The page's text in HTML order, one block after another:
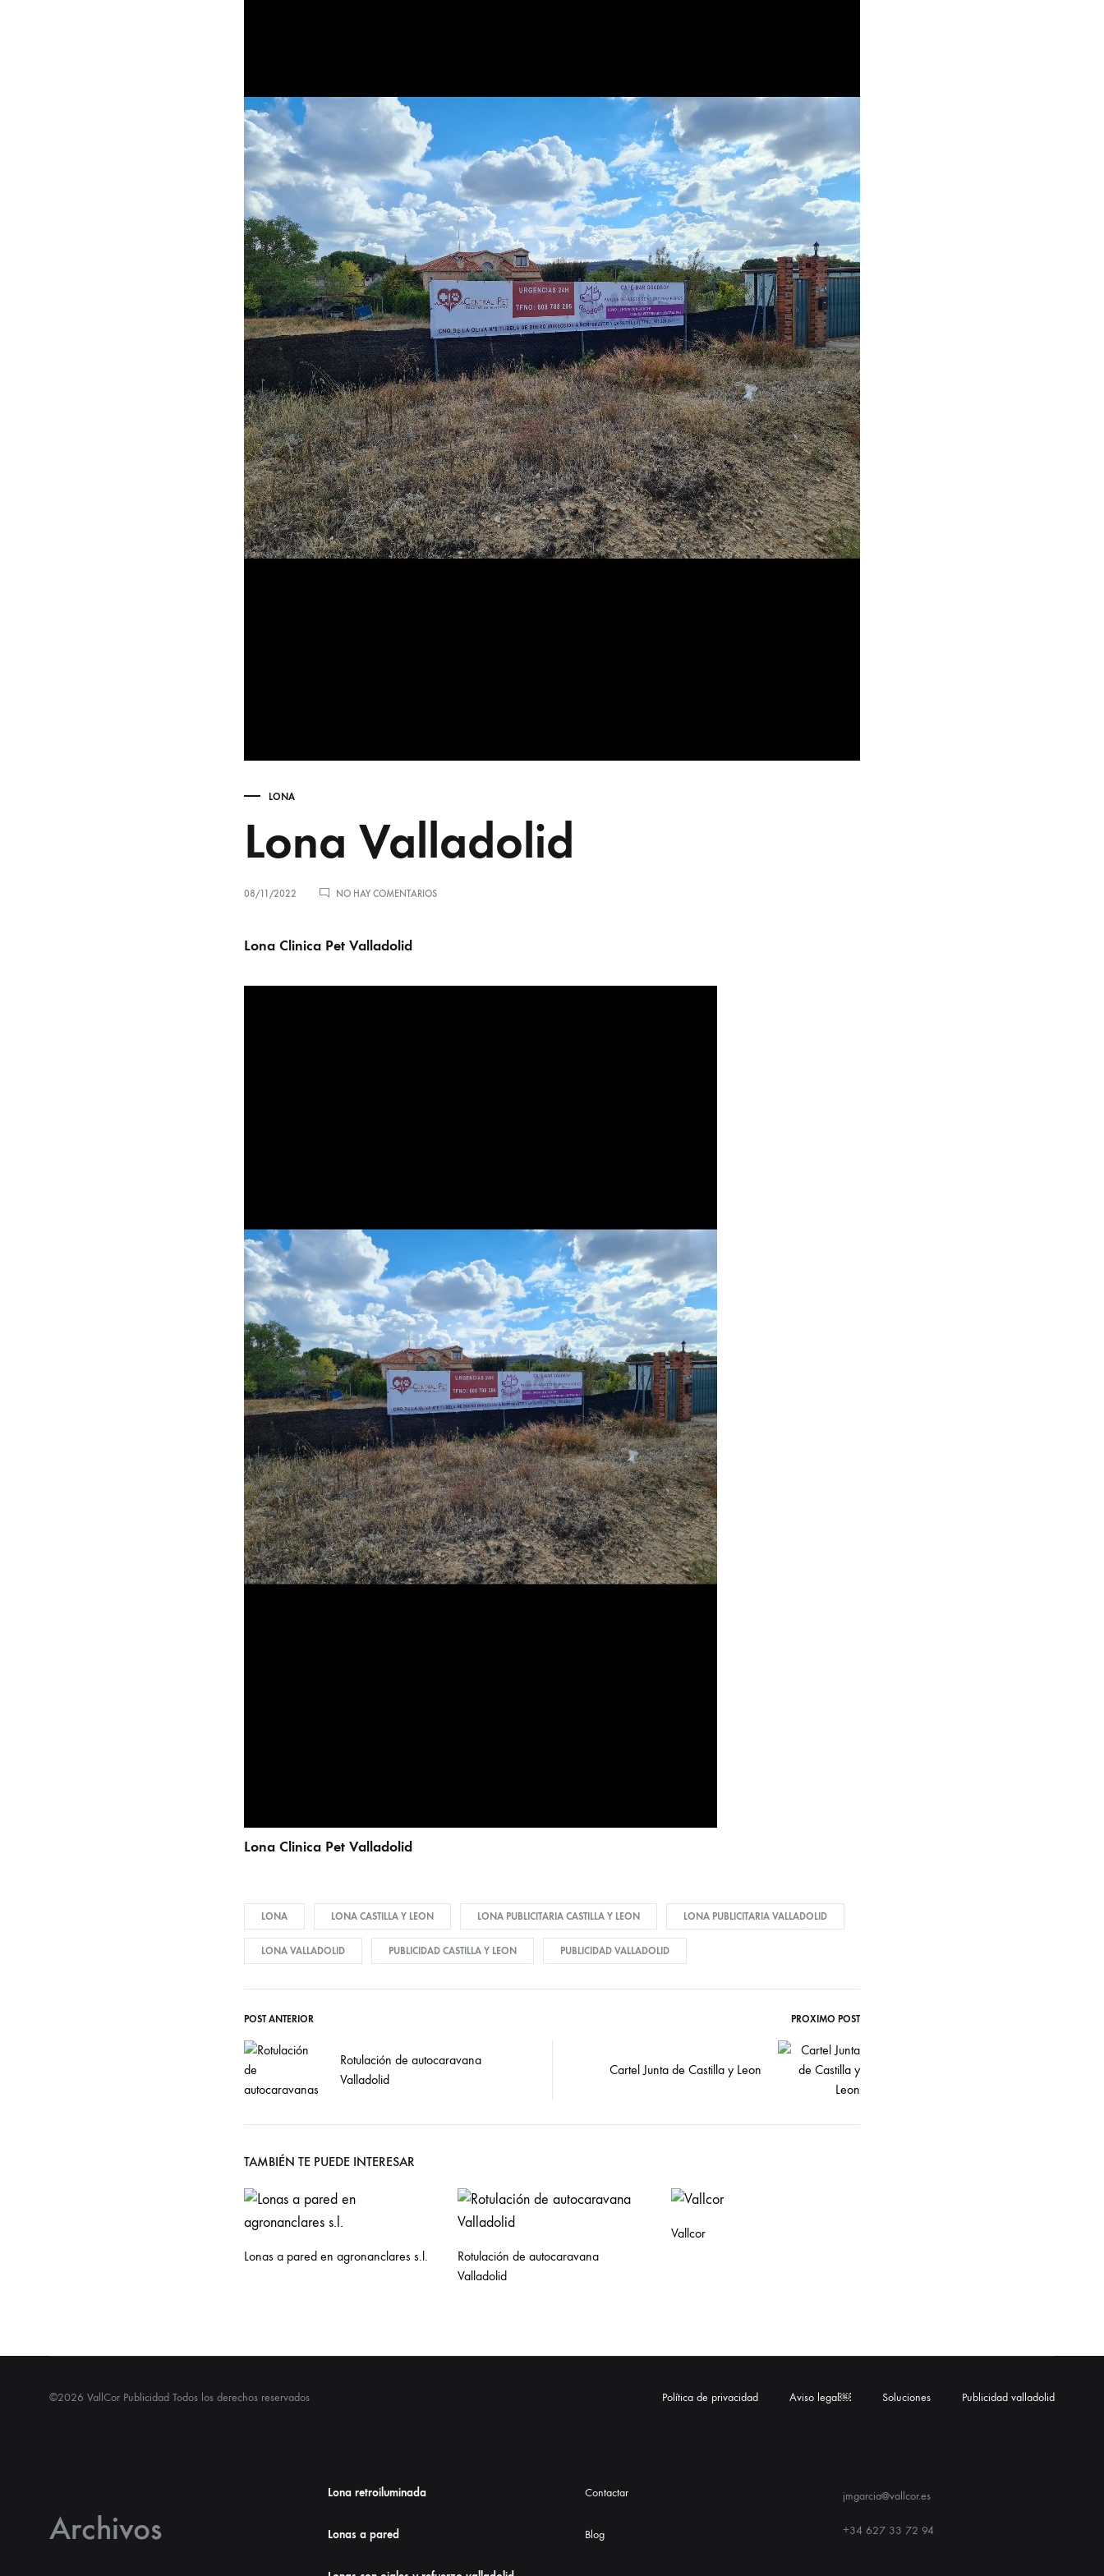
LONA
Lona Valladolid
08/11/2022 NO HAY COMENTARIOSEN
Lona Clinica Pet Valladolid
Lona Clinica Pet Valladolid
LONA LONA CASTILLA Y LEON LONA PUBLICITARIA CASTILLA Y LEON LONA PUBLICITARIA VALLADOLID
LONA VALLADOLID PUBLICIDAD CASTILLA Y LEON PUBLICIDAD VALLADOLID
Post
navigation
POST ANTERIOR PRÓXIMO POST
Rotulación de autocaravana
Valladolid
Cartel Junta de Castilla y Leon
TAMBIÉN TE PUEDE INTERESAR
Lonas a pared en agronanclares s.l.
Rotulación de autocaravana
Valladolid
Vallcor
©2026 VallCor Publicidad Todos los derechos reservados Política de privacidad Aviso legal￼ Soluciones Publicidad valladolid
Archivos
Lona retroiluminada
Lonas a pared
Contactar
Blog
jmgarcia@vallcor.es
+34 627 33 72 94